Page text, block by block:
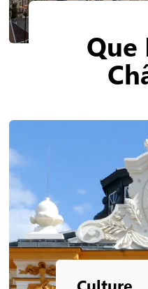
Que